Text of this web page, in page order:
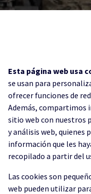
Esta página web usa
se usan para
ofrecer funciones de
Además, compartimos
sitio web con nuestros
y análisis web, quienes
información que les
recopilado a partir del
Las cookies son
web pueden utilizar